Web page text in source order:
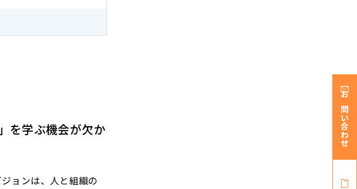
を学ぶ機会が欠か
ョンは、人と組織の
お問い合わせ